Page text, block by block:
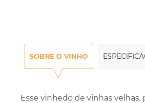
SOBRE O VINHO
Esse vinhedo de vinhas velhas,